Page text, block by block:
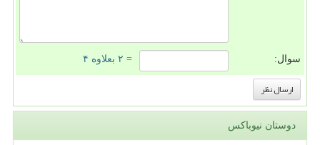
سوال: = ۲ بعلاوه ۴
دوستان نیوباکس